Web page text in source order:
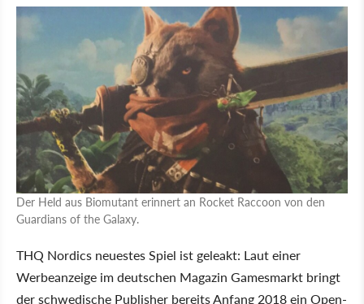
Der Held aus Biomutant erinnert an Rocket Raccoon von den
Guardians of the Galaxy.
THQ Nordics neuestes Spiel ist geleakt: Laut einer
Werbeanzeige im deutschen Magazin Gamesmarkt bringt
der schwedische Publisher bereits Anfang 2018 ein Open-